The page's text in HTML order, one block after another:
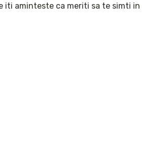
iti aminteste ca meriti sa te simti in